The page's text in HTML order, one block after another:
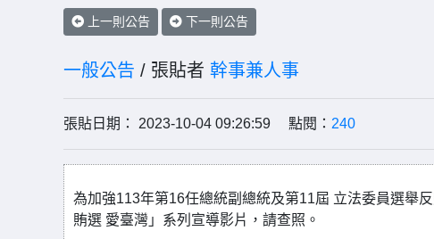
上一則公告 下一則公告
一般公告 / 張貼者 幹事兼人事
張貼日期： 2023-10-04 09:26:59 點閱： 240
為加強113年第16任總統副總統及第11屆 立法委員選舉
賄選 愛臺灣」系列宣導影片，請查照。